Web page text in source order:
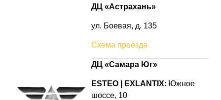
ДЦ «Астрахань»
ул. Боевая, д. 135
Схема проезда
ДЦ «Самара Юг»
ESTEO | EXLANTIX: Южное
шоссе, 10